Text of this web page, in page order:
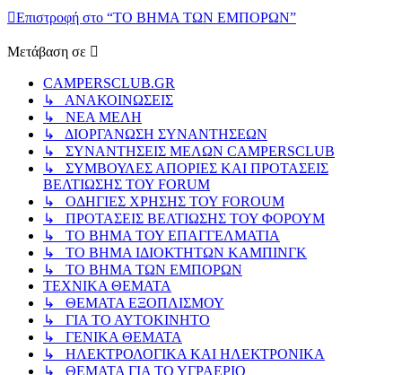
Επιστροφή στο “ΤΟ ΒΗΜΑ ΤΩΝ ΕΜΠΟΡΩΝ”
Μετάβαση σε
CAMPERSCLUB.GR
↳ ΑΝΑΚΟΙΝΩΣΕΙΣ
↳ ΝΕΑ ΜΕΛΗ
↳ ΔΙΟΡΓΑΝΩΣΗ ΣΥΝΑΝΤΗΣΕΩΝ
↳ ΣΥΝΑΝΤΗΣΕΙΣ ΜΕΛΩΝ CAMPERSCLUB
↳ ΣΥΜΒΟΥΛΕΣ ΑΠΟΡΙΕΣ ΚΑΙ ΠΡΟΤΑΣΕΙΣ
ΒΕΛΤΙΩΣΗΣ ΤΟΥ FORUM
↳ ΟΔΗΓΙΕΣ ΧΡΗΣΗΣ ΤΟΥ FOROUM
↳ ΠΡΟΤΑΣΕΙΣ ΒΕΛΤΙΩΣΗΣ ΤΟΥ ΦΟΡΟΥΜ
↳ ΤΟ ΒΗΜΑ ΤΟΥ ΕΠΑΓΓΕΛΜΑΤΙΑ
↳ ΤΟ ΒΗΜΑ ΙΔΙΟΚΤΗΤΩΝ ΚΑΜΠΙΝΓΚ
↳ ΤΟ ΒΗΜΑ ΤΩΝ ΕΜΠΟΡΩΝ
ΤΕΧΝΙΚΑ ΘΕΜΑΤΑ
↳ ΘΕΜΑΤΑ ΕΞΟΠΛΙΣΜΟΥ
↳ ΓΙΑ ΤΟ ΑΥΤΟΚΙΝΗΤΟ
↳ ΓΕΝΙΚΑ ΘΕΜΑΤΑ
↳ ΗΛΕΚΤΡΟΛΟΓΙΚΑ ΚΑΙ ΗΛΕΚΤΡΟΝΙΚΑ
↳ ΘΕΜΑΤΑ ΓΙΑ ΤΟ ΥΓΡΑΕΡΙΟ